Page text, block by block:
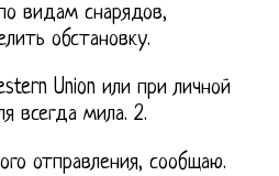
видам снарядов,
обстановку.
Union или при личной
всегда мила. 2.
отправления, сообщаю.